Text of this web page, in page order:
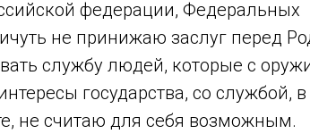
федерации, Федеральных
не принижаю заслуг перед
службу людей, которые с
государства, со службой, в
не считаю для себя возможным.